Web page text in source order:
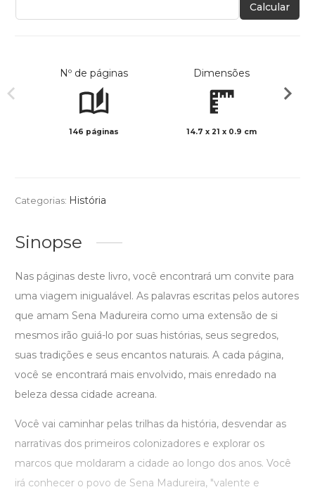
Calcular
Nº de páginas
146 páginas
Dimensões
14.7 x 21 x 0.9 cm
Categorias: História
Sinopse
Nas páginas deste livro, você encontrará um convite para
uma viagem inigualável. As palavras escritas pelos autores
que amam Sena Madureira como uma extensão de si
mesmos irão guiá-lo por suas histórias, seus segredos,
suas tradições e seus encantos naturais. A cada página,
você se encontrará mais envolvido, mais enredado na
beleza dessa cidade acreana.
Você vai caminhar pelas trilhas da história, desvendar as
narrativas dos primeiros colonizadores e explorar os
marcos que moldaram a cidade ao longo dos anos. Você
irá conhecer o povo de Sena Madureira, "valente e